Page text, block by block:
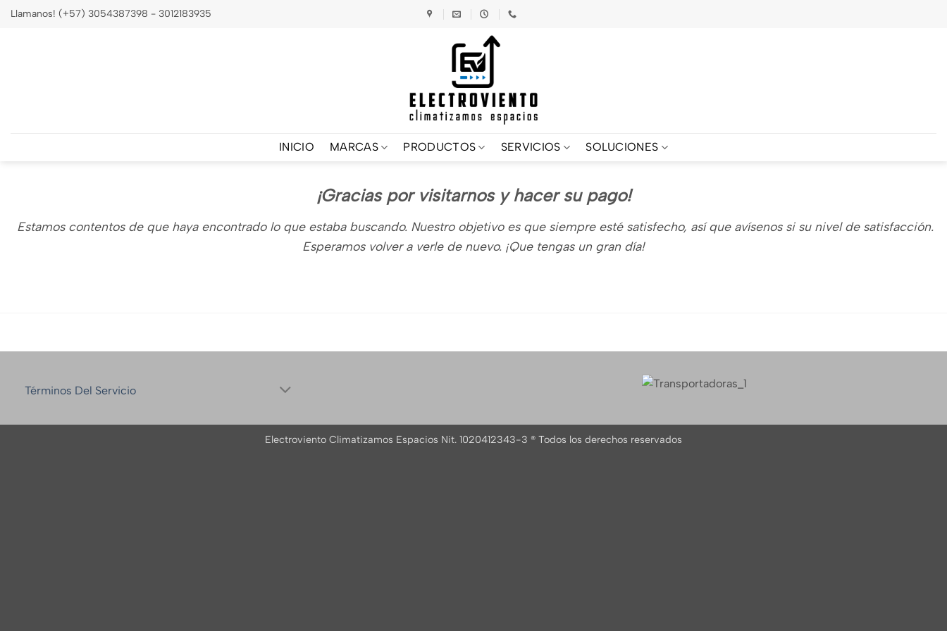
SaltarLlamanos! (+57) 3054387398 - 3012183935
INICIO MARCAS PRODUCTOS SERVICIOS SOLUCIONES
¡Gracias por visitarnos y hacer su pago!
Estamos contentos de que haya encontrado lo que estaba buscando. Nuestro objetivo es que siempre esté satisfecho, así que avísenos si su nivel de satisfacción.
Esperamos volver a verle de nuevo. ¡Que tengas un gran día!
Términos Del Servicio
Electroviento Climatizamos Espacios Nit. 1020412343-3 ® Todos los derechos reservados